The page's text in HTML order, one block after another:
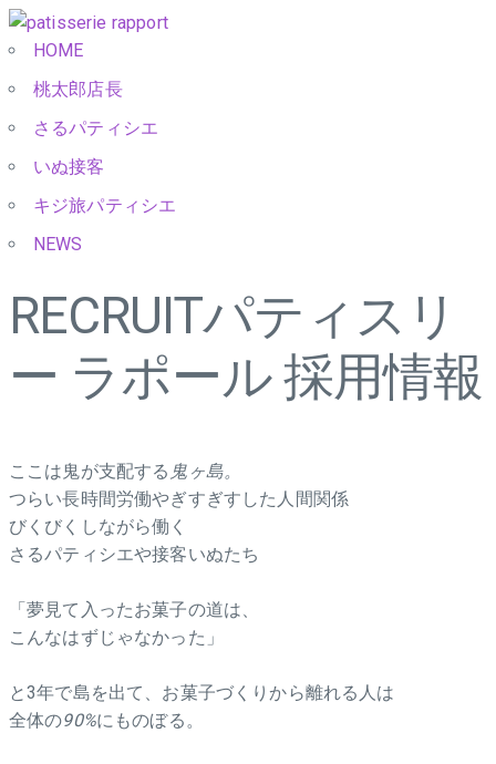
HOME
桃太郎店長
さるパティシエ
いぬ接客
キジ旅パティシエ
NEWS
RECRUITパティスリ
ー ラポール 採用情報
ここは鬼が支配する 鬼ヶ島。
つらい長時間労働やぎすぎすした人間関係
びくびくしながら働く
さるパティシエや接客いぬたち
「夢見て入ったお菓子の道は、
こんなはずじゃなかった」
と3年で島を出て、お菓子づくりから離れる人は
全体の90%にものぼる。